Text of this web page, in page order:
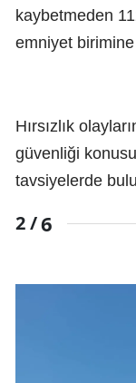
kaybetmeden
emniyet
Hırsızlık
güvenliği
tavsiyelerde
2 /6